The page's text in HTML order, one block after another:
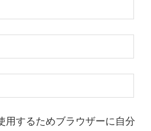
用するためブラウザーに自分